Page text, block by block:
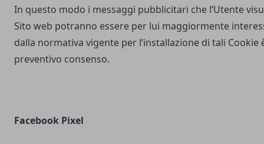
In questo modo i messaggi pubblicitari che l’Utente
Sito web potranno essere per lui maggiormente
dalla normativa vigente per l’installazione di tali Cookie
preventivo consenso.
Facebook Pixel